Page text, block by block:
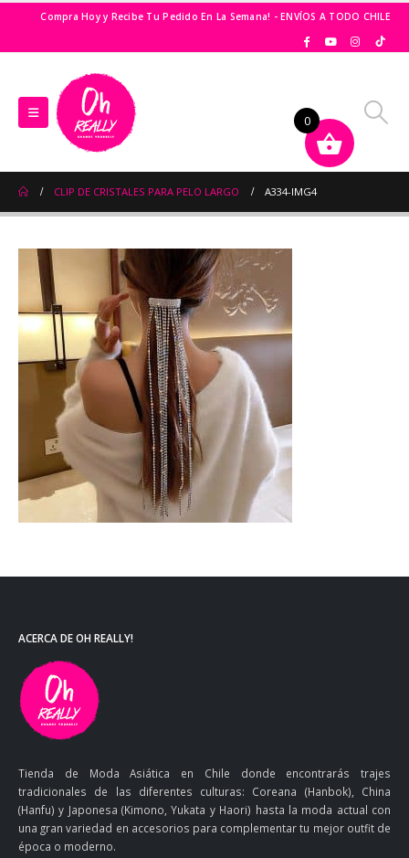
Compra Hoy y Recibe Tu Pedido En La Semana! - ENVÍOS A TODO CHILE
CLIP DE CRISTALES PARA PELO LARGO A334-IMG4
ACERCA DE OH REALLY!
Tienda de Moda Asiática en Chile donde encontrarás trajes
tradicionales de las diferentes culturas: Coreana (Hanbok), China
(Hanfu) y Japonesa (Kimono, Yukata y Haori) hasta la moda actual con
una gran variedad en accesorios para complementar tu mejor outfit de
época o moderno.
0